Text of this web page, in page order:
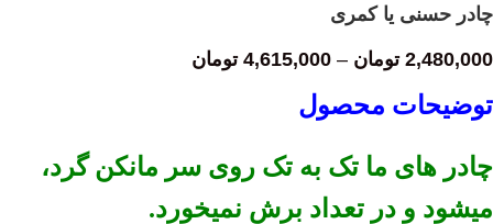
چادر حسنی یا کمری
2,480,000 تومان –
4,615,000 تومان
توضیحات محصول
چادر های ما تک به تک روی سر مانکن گرد،
میشود و در تعداد برش نمیخورد.